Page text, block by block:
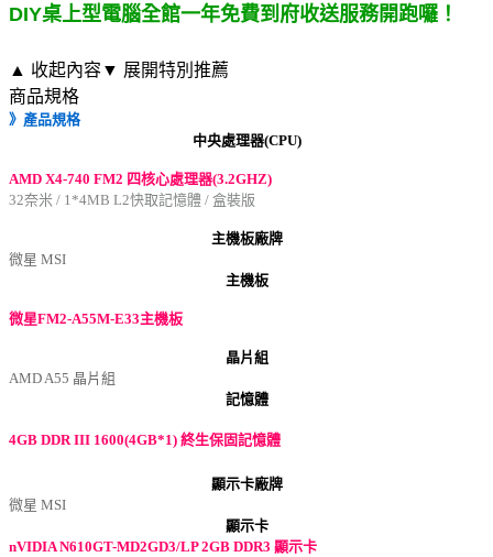
DIY桌上型電腦全館一年免費到府收送服務開跑囉！
▲ 收起內容▼ 展開特別推薦
商品規格
》產品規格
中央處理器(CPU)
AMD X4-740 FM2 四核心處理器(3.2GHZ)
32奈米 / 1*4MB L2快取記憶體 / 盒裝版
主機板廠牌
微星 MSI
主機板
微星FM2-A55M-E33主機板
晶片組
AMD A55 晶片組
記憶體
4GB DDR III 1600(4GB*1) 終生保固記憶體
顯示卡廠牌
微星 MSI
顯示卡
nVIDIA N610GT-MD2GD3/LP 2GB DDR3 顯示卡